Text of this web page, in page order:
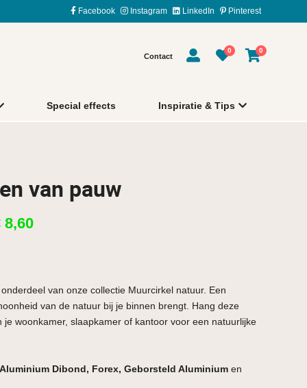
Facebook Instagram LinkedIn Pinterest
Contact
0 0
Special effects Inspiratie & Tips
van pauw
8,60
van onze collectie Muurcirkel natuur. Een
van de natuur bij je binnen brengt. Hang deze
woonkamer, slaapkamer of kantoor voor een natuurlijke
Aluminium Dibond, Forex, Geborsteld Aluminium en